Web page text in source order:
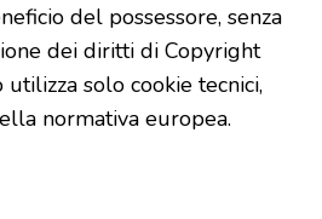
del possessore, senza
dei diritti di Copyright
solo cookie tecnici,
normativa europea.